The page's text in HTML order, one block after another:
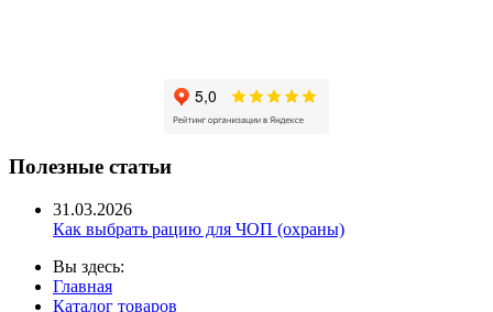
Полезные статьи
31.03.2026
Как выбрать рацию для ЧОП (охраны)
Вы здесь:
Главная
Каталог товаров